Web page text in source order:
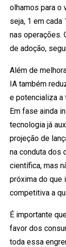
olhamos para o
seja, 1 em cada
nas operações.
de adoção,
Além de
IA também
e potencializa a
Em fase ainda
tecnologia já
projeção de
na conduta dos
científica, mas
próxima do que
competitiva a
É importante
favor dos
toda essa